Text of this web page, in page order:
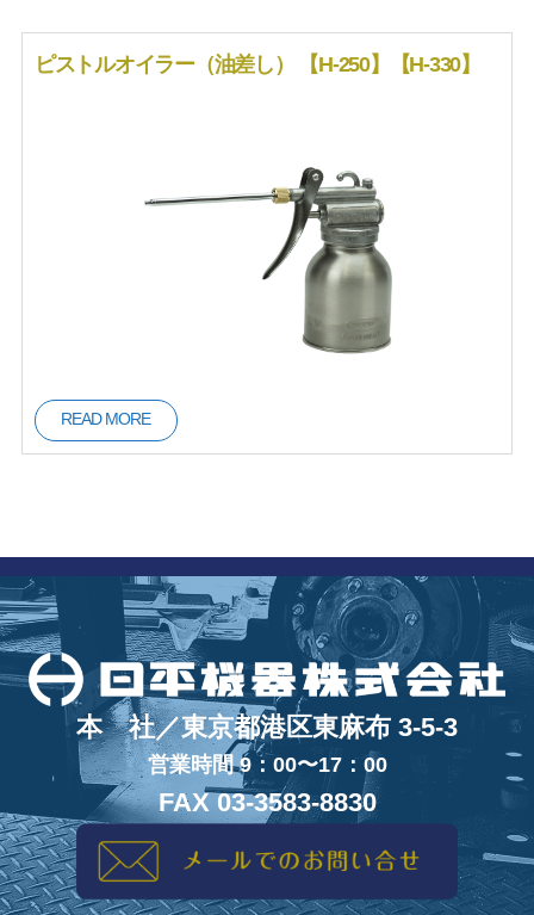
ピストルオイラー（油差し） 【H-250】【H-330】
READ MORE
本 社／東京都港区東麻布 3-5-3
営業時間 9：00〜17：00
FAX 03-3583-8830